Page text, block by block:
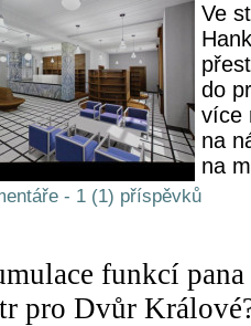
Ve
do
více
na
na
- 1 (1) příspěvků
funkcí
pro Dvůr